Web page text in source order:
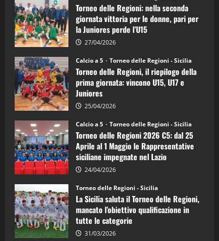
Regioni
di
calcio
a
5:
la
Juniores
è
vicecampione
d’Italia
Torneo delle Regioni: nella seconda
giornata vittoria per le donne, pari per
la Juniores perde l’U15
27/04/2026
Calcio a 5 Torneo delle Regioni - Sicilia
Torneo delle Regioni, il riepilogo della
prima giornata: vincono U15, U17 e
Juniores
25/04/2026
Calcio a 5 Torneo delle Regioni - Sicilia
Torneo delle Regioni 2026 C5: dal 25
Aprile al 1 Maggio le Rappresentative
siciliane impegnate nel Lazio
24/04/2026
Torneo delle Regioni - Sicilia
La Sicilia saluta il Torneo delle Regioni,
mancato l’obiettivo qualificazione in
tutte le categorie
31/03/2026